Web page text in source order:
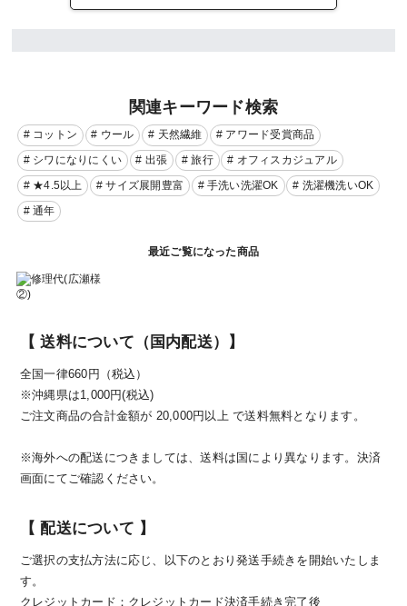
関連キーワード検索
# コットン # ウール # 天然繊維
# アワード受賞商品
# シワになりにくい
# 出張 # 旅行
# オフィスカジュアル
# ★4.5以上
# サイズ展開豊富 # 手洗い洗濯OK
# 洗濯機洗いOK
# 通年
最近ご覧になった商品
【 送料について（国内配送）】
全国一律660円（税込）
※沖縄県は1,000円(税込)
ご注文商品の合計金額が 20,000円以上 で送料無料となります。
※海外への配送につきましては、送料は国により異なります。決済
画面にてご確認ください。
【 配送について 】
ご選択の支払方法に応じ、以下のとおり発送手続きを開始いたしま
す。
クレジットカード：クレジットカード決済手続き完了後